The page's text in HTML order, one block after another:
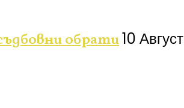
обрати10 Август